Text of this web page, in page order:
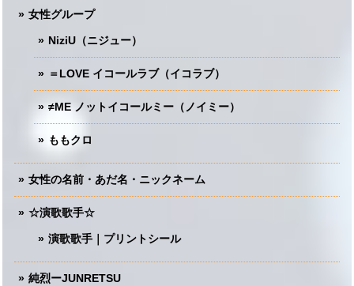
女性グループ
NiziU（ニジュー）
＝LOVE イコールラブ（イコラブ）
≠ME ノットイコールミー（ノイミー）
ももクロ
女性の名前・あだ名・ニックネーム
☆演歌歌手☆
演歌歌手｜プリントシール
純烈ーJUNRETSU